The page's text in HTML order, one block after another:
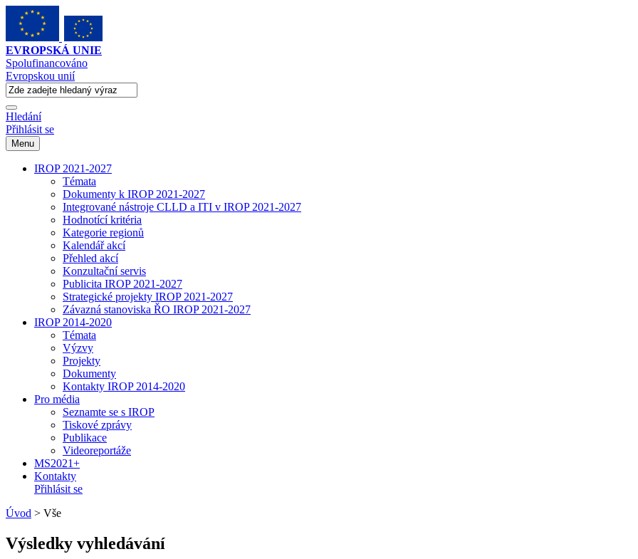
EVROPSKÁ UNIE
Spolufinancováno
Evropskou unií
Hledání
Přihlásit se
Menu
IROP 2021-2027
Témata
Dokumenty k IROP 2021-2027
Integrované nástroje CLLD a ITI v IROP 2021-2027
Hodnotící kritéria
Kategorie regionů
Kalendář akcí
Přehled akcí
Konzultační servis
Publicita IROP 2021-2027
Strategické projekty IROP 2021-2027
Závazná stanoviska ŘO IROP 2021-2027
IROP 2014-2020
Témata
Výzvy
Projekty
Dokumenty
Kontakty IROP 2014-2020
Pro média
Seznamte se s IROP
Tiskové zprávy
Publikace
Videoreportáže
MS2021+
Kontakty
Přihlásit se
Úvod > Vše
Výsledky vyhledávání